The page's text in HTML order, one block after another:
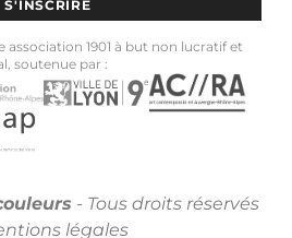
S'INSCRIRE
association 1901 à but non lucratif et
soutenue par :
- Tous droits réservés
légales